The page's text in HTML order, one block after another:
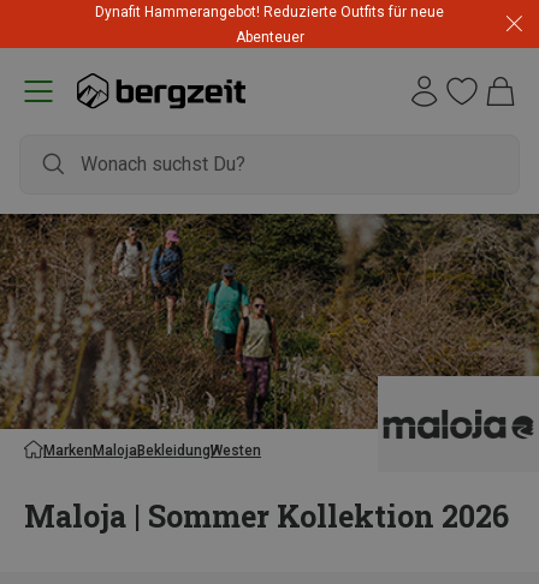
Dynafit Hammerangebot! Reduzierte Outfits für neue
Abenteuer
MarkenMalojaBekleidungWesten
Maloja | Sommer Kollektion 2026